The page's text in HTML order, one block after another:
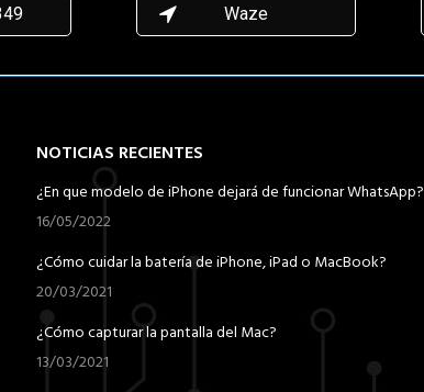
Waze
NOTICIAS RECIENTES
¿En que modelo de iPhone dejará de funcionar WhatsApp?
16/05/2022
¿Cómo cuidar la batería de iPhone, iPad o MacBook?
20/03/2021
¿Cómo capturar la pantalla del Mac?
13/03/2021